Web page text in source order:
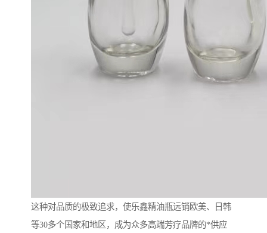
这种对品质的极致追求，使乐鑫精油瓶远销欧美、日韩
等30多个国家和地区，成为众多高端芳疗品牌的*供应